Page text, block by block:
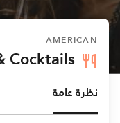
AMERICAN
Cocktails
نظرة عامة